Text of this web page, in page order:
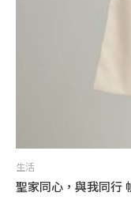
生活
聖家同心，與我同行